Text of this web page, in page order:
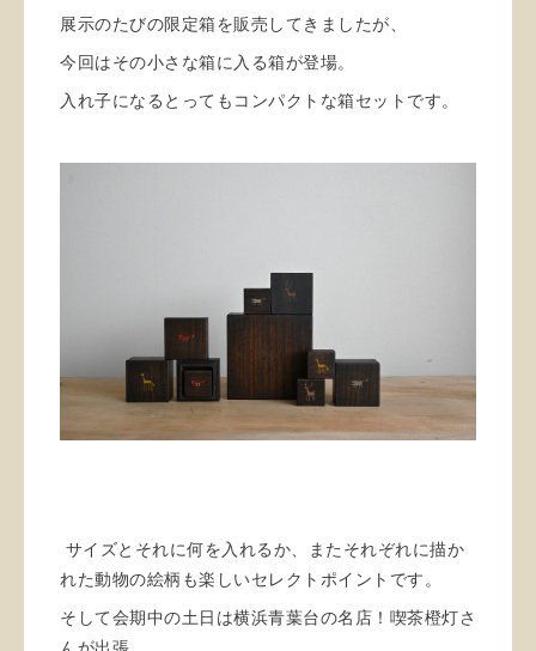
展示のたびの限定箱を販売してきましたが、
今回はその小さな箱に入る箱が登場。
入れ子になるとってもコンパクトな箱セットです。
サイズとそれに何を入れるか、またそれぞれに描か
れた動物の絵柄も楽しいセレクトポイントです。
そして会期中の土日は横浜青葉台の名店！喫茶橙灯さ
んが出張、